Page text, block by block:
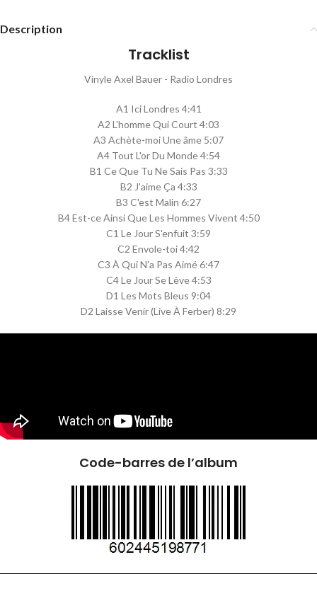
Description
Tracklist
Vinyle Axel Bauer - Radio Londres
A1 Ici Londres 4:41
A2 L'homme Qui Court 4:03
A3 Achète-moi Une âme 5:07
A4 Tout L'or Du Monde 4:54
B1 Ce Que Tu Ne Sais Pas 3:33
B2 J'aime Ça 4:33
B3 C'est Malin 6:27
B4 Est-ce Ainsi Que Les Hommes Vivent 4:50
C1 Le Jour S'enfuit 3:59
C2 Envole-toi 4:42
C3 À Qui N'a Pas Aimé 6:47
C4 Le Jour Se Lève 4:53
D1 Les Mots Bleus 9:04
D2 Laisse Venir (Live À Ferber) 8:29
Code-barres de l’album